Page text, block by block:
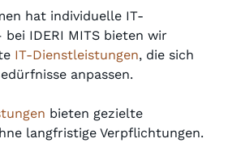
hat individuelle IT-
IDERI MITS bieten wir
IT-Dienstleistungen, die sich
anpassen.
bieten gezielte
langfristige Verpflichtungen.